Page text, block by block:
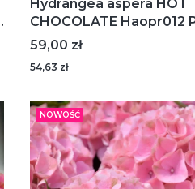
Hydrangea aspera HOT
CHOCOLATE Haopr012
hortensja kosmata
Cena
59,00 zł
54,63 zł
NOWOŚĆ